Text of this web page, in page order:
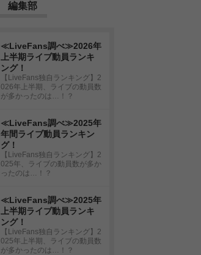
編集部
≪LiveFans調べ≫2026年
上半期ライブ動員ランキ
ング！
【LiveFans独自ランキング】2
026年上半期、ライブの動員数
が多かったのは…！？
≪LiveFans調べ≫2025年
年間ライブ動員ランキン
グ！
【LiveFans独自ランキング】2
025年、ライブの動員数が多か
ったのは…！？
≪LiveFans調べ≫2025年
上半期ライブ動員ランキ
ング！
【LiveFans独自ランキング】2
025年上半期、ライブの動員数
が多かったのは…！？